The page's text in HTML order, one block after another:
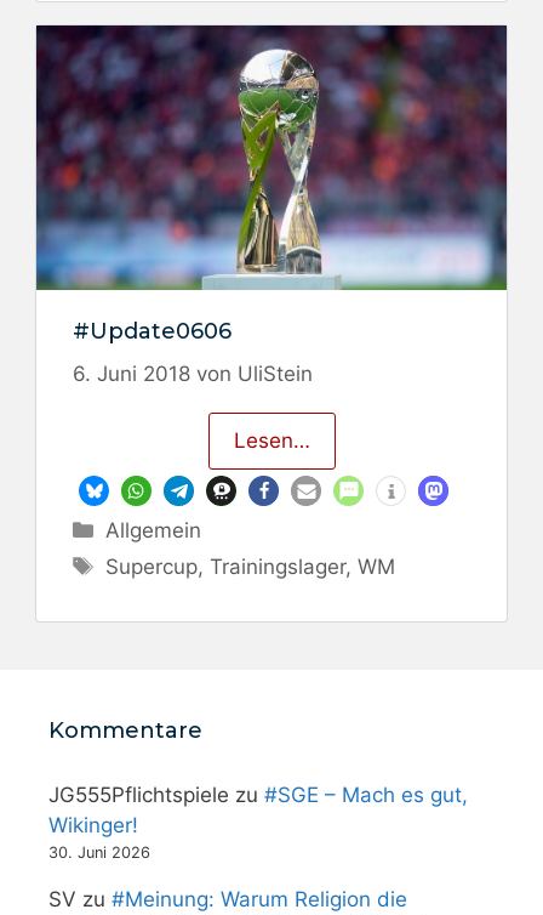
#Update0606
6. Juni 2018 von UliStein
Lesen…
Kategorien
Allgemein
Schlagwörter
Supercup,Trainingslager,WM
Kommentare
JG555Pflichtspiele zu #SGE – Mach es gut,
Wikinger!
30. Juni 2026
SV zu #Meinung: Warum Religion die